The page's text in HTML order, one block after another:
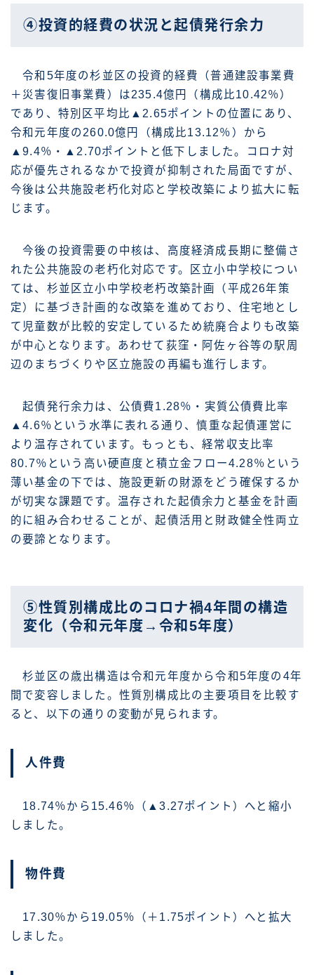
④投資的経費の状況と起債発行余力
令和5年度の杉並区の投資的経費（普通建設事業費
＋災害復旧事業費）は235.4億円（構成比10.42％）
であり、特別区平均比▲2.65ポイントの位置にあり、
令和元年度の260.0億円（構成比13.12％）から
▲9.4％・▲2.70ポイントと低下しました。コロナ対
応が優先されるなかで投資が抑制された局面ですが、
今後は公共施設老朽化対応と学校改築により拡大に転
じます。
今後の投資需要の中核は、高度経済成長期に整備さ
れた公共施設の老朽化対応です。区立小中学校につい
ては、杉並区立小中学校老朽改築計画（平成26年策
定）に基づき計画的な改築を進めており、住宅地とし
て児童数が比較的安定しているため統廃合よりも改築
が中心となります。あわせて荻窪・阿佐ヶ谷等の駅周
辺のまちづくりや区立施設の再編も進行します。
起債発行余力は、公債費1.28％・実質公債費比率
▲4.6％という水準に表れる通り、慎重な起債運営に
より温存されています。もっとも、経常収支比率
80.7％という高い硬直度と積立金フロー4.28％という
薄い基金の下では、施設更新の財源をどう確保するか
が切実な課題です。温存された起債余力と基金を計画
的に組み合わせることが、起債活用と財政健全性両立
の要諦となります。
⑤性質別構成比のコロナ禍4年間の構造
変化（令和元年度→令和5年度）
杉並区の歳出構造は令和元年度から令和5年度の4年
間で変容しました。性質別構成比の主要項目を比較す
ると、以下の通りの変動が見られます。
人件費
18.74％から15.46％（▲3.27ポイント）へと縮小
しました。
物件費
17.30％から19.05％（＋1.75ポイント）へと拡大
しました。